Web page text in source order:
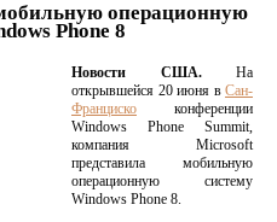
операционную
Phone 8
Новости США. На
открывшейся 20 июня в Сан-
Франциско конференции
Windows Phone Summit,
компания Microsoft
представила мобильную
операционную систему
Windows Phone 8.